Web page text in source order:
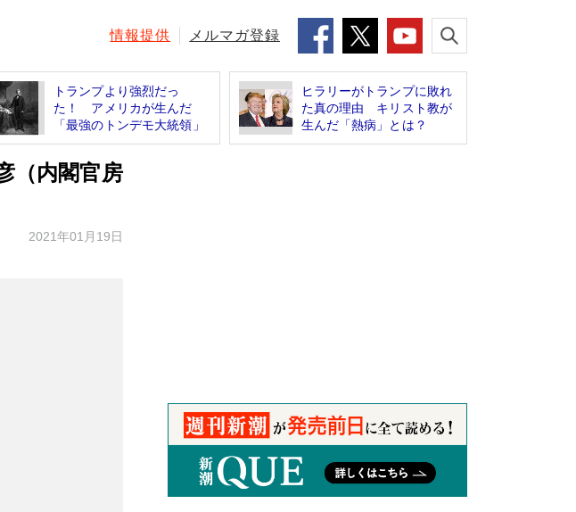
情報提供 メルマガ登録
トランプより強烈だっ
た！ アメリカが生んだ
「最強のトンデモ大統領」
ヒラリーがトランプに敗れ
た真の理由 キリスト教が
生んだ「熱病」とは？
（内閣官房
2021年01月19日